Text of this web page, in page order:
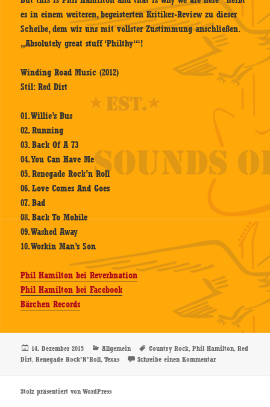
es in einem weiteren, begeisterten Kritiker-Review zu dieser
Scheibe, dem wir uns mit vollster Zustimmung anschließen.
„Absolutely great stuff ‘Philthy‘“!
Winding Road Music (2012)
Stil: Red Dirt
01. Willie’s Bus
02. Running
03. Back Of A 73
04. You Can Have Me
05. Renegade Rock’n Roll
06. Love Comes And Goes
07. Bad
08. Back To Mobile
09. Washed Away
10. Workin Man’s Son
Phil Hamilton bei Reverbnation
Phil Hamilton bei Facebook
Bärchen Records
Veröffentlicht
am
14. Dezember 2015 Kategorien
Allgemein Schlagwörter
Country Rock,Phil Hamilton,Red
Dirt,Renegade Rock’N’Roll,Texas Schreibe einen Kommentarzu Phil Hamilton –
Stolz präsentiert von WordPress